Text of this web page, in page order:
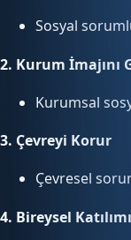
Sosyal
2. Kurum İmajını
Kurumsal
3. Çevreyi Korur
Çevresel
4. Bireysel